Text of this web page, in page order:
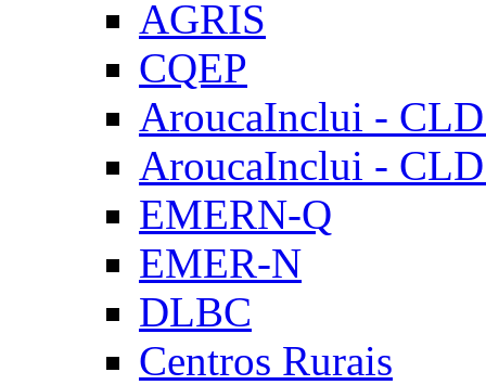
AGRIS
CQEP
AroucaInclui -
AroucaInclui -
EMERN-Q
EMER-N
DLBC
Centros Rurais